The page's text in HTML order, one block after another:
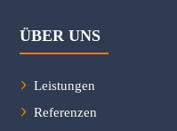
ÜBER UNS
Leistungen
Referenzen